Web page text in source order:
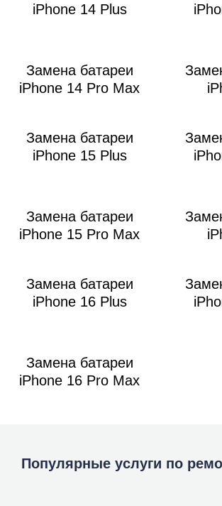
iPhone 14 Plus
Замена батареи
iPhone 14 Pro Max
Замена батареи
iPhone 15 Plus
Замена батареи
iPhone 15 Pro Max
Замена батареи
iPhone 16 Plus
Замена батареи
iPhone 16 Pro Max
Популярные услуги по